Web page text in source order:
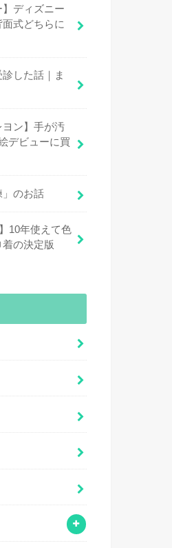
ディズニー
式どちらに
した話｜ま
ヨン】手が汚
デビューに買
」のお話
10年使えて色
の決定版